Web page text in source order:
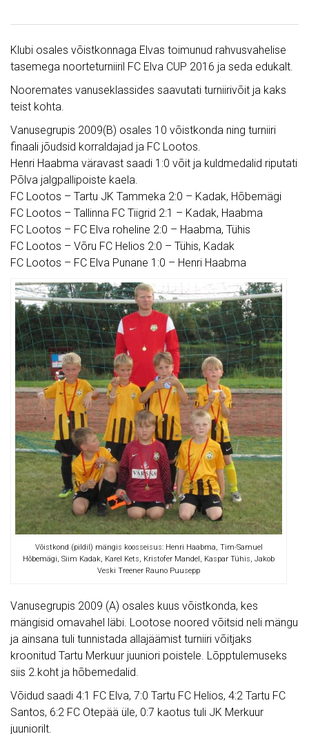
Klubi osales võistkonnaga Elvas toimunud rahvusvahelise
tasemega noorteturniiril FC Elva CUP 2016 ja seda edukalt.
Nooremates vanuseklassides saavutati turniirivõit ja kaks
teist kohta.
Vanusegrupis 2009(B) osales 10 võistkonda ning turniiri
finaali jõudsid korraldajad ja FC Lootos.
Henri Haabma väravast saadi 1:0 võit ja kuldmedalid riputati
Põlva jalgpallipoiste kaela.
FC Lootos – Tartu JK Tammeka 2:0 – Kadak, Hõbemägi
FC Lootos – Tallinna FC Tiigrid 2:1 – Kadak, Haabma
FC Lootos – FC Elva roheline 2:0 – Haabma, Tühis
FC Lootos – Võru FC Helios 2:0 – Tühis, Kadak
FC Lootos – FC Elva Punane 1:0 – Henri Haabma
Võistkond (pildil) mängis koosseisus: Henri Haabma, Tim-Samuel
Hõbemägi, Siim Kadak, Karel Kets, Kristofer Mandel, Kaspar Tühis, Jakob
Veski Treener Rauno Puusepp
Vanusegrupis 2009 (A) osales kuus võistkonda, kes
mängisid omavahel läbi. Lootose noored võitsid neli mängu
ja ainsana tuli tunnistada allajäämist turniiri võitjaks
kroonitud Tartu Merkuur juuniori poistele. Lõpptulemuseks
siis 2.koht ja hõbemedalid.
Võidud saadi 4:1 FC Elva, 7:0 Tartu FC Helios, 4:2 Tartu FC
Santos, 6:2 FC Otepää üle, 0:7 kaotus tuli JK Merkuur
juuniorilt.